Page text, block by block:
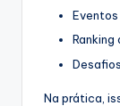
Na prática,